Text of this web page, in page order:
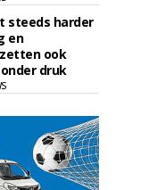
steeds harder
en
ook
druk